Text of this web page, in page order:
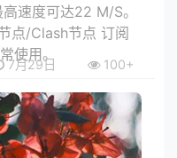
速度可达22 M/S。
点/Clash节点 订阅
使用。
7月29日 100+